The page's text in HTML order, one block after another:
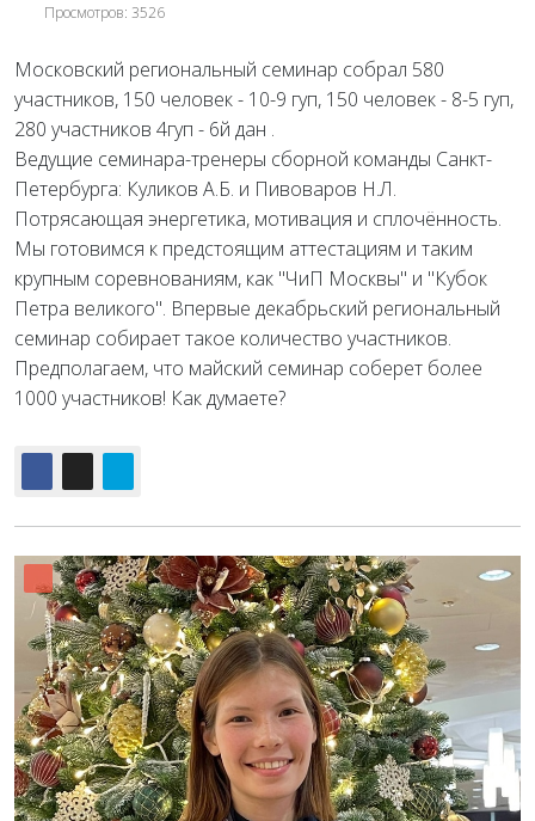
Просмотров: 3526
Московский региональный семинар собрал 580
участников, 150 человек - 10-9 гуп, 150 человек - 8-5 гуп,
280 участников 4гуп - 6й дан .
Ведущие семинара-тренеры сборной команды Санкт-
Петербурга: Куликов А.Б. и Пивоваров Н.Л.
Потрясающая энергетика, мотивация и сплочённость.
Мы готовимся к предстоящим аттестациям и таким
крупным соревнованиям, как "ЧиП Москвы" и "Кубок
Петра великого". Впервые декабрьский региональный
семинар собирает такое количество участников.
Предполагаем, что майский семинар соберет более
1000 участников! Как думаете?